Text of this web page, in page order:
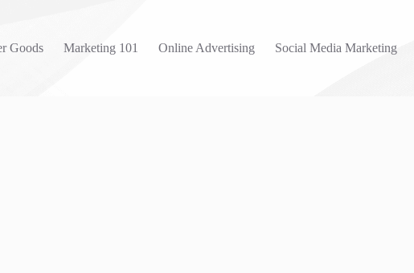
Goods Marketing 101 Online Advertising Social Media Marketing